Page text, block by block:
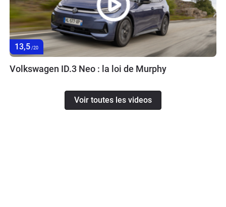
13,5 /20
Volkswagen ID.3 Neo : la loi de Murphy
Voir toutes les videos